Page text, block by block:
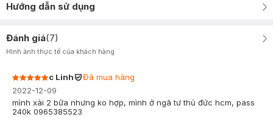
Hướng dẫn sử dụng
Đánh giá(7)
Hình ảnh thực tế của khách hàng
c Linh
Đã mua hàng
2022-12-09
mình xài 2 bữa nhưng ko hợp, mình ở ngã tư thủ đức hcm, pass
240k 0965385523